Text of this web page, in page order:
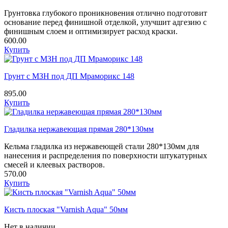
Грунтовка глубокого проникновения отлично подготовит
основание перед финишной отделкой, улучшит адгезию с
финишным слоем и оптимизирует расход краски.
600.00
Купить
Грунт с МЗН под ДП Мраморикс 148
895.00
Купить
Гладилка нержавеющая прямая 280*130мм
Кельма гладилка из нержавеющей стали 280*130мм для
нанесения и распределения по поверхности штукатурных
смесей и клеевых растворов.
570.00
Купить
Кисть плоская "Varnish Aqua" 50мм